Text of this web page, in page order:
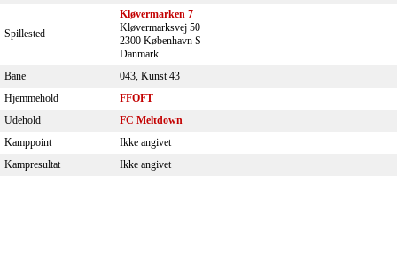
Spillested
Kløvermarken 7
Kløvermarksvej 50
2300 København S
Danmark
Bane
043, Kunst 43
Hjemmehold
FFOFT
Udehold
FC Meltdown
Kamppoint
Ikke angivet
Kampresultat
Ikke angivet